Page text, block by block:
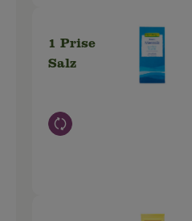
1 Prise
Salz
Auswahl ändern